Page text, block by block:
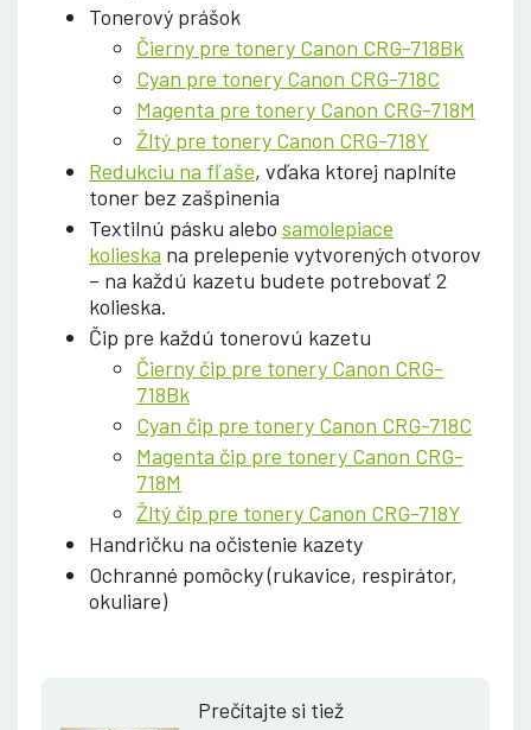
Tonerový prášok
Čierny pre tonery Canon CRG-718Bk
Cyan pre tonery Canon CRG-718C
Magenta pre tonery Canon CRG-718M
Žltý pre tonery Canon CRG-718Y
Redukciu na fľaše, vďaka ktorej naplníte
toner bez zašpinenia
Textilnú pásku alebo samolepiace
kolieska na prelepenie vytvorených otvorov
– na každú kazetu budete potrebovať 2
kolieska.
Čip pre každú tonerovú kazetu
Čierny čip pre tonery Canon CRG-
718Bk
Cyan čip pre tonery Canon CRG-718C
Magenta čip pre tonery Canon CRG-
718M
Žltý čip pre tonery Canon CRG-718Y
Handričku na očistenie kazety
Ochranné pomôcky (rukavice, respirátor,
okuliare)
Prečítajte si tiež